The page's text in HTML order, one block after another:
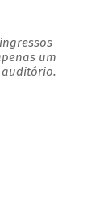
um
auditório.